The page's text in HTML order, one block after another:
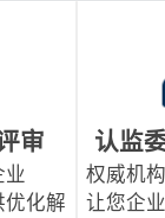
审
业
优化解
认监
权威机
让您企